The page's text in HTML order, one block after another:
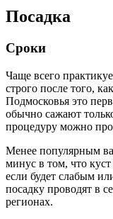
Посадка
Сроки
Чаще всего
строго после того,
Подмосковья это
обычно сажают
процедуру можно
Менее популярным
минус в том, что
если будет слабым
посадку проводят в
регионах.